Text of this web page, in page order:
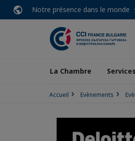
Notre présence dans le monde
La Chambre Services
Accueil Evènements